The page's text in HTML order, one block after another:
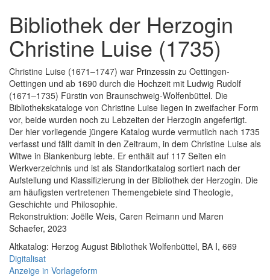
Bibliothek der Herzogin
Christine Luise (1735)
Christine Luise (1671–1747) war Prinzessin zu Oettingen-
Oettingen und ab 1690 durch die Hochzeit mit Ludwig Rudolf
(1671–1735) Fürstin von Braunschweig-Wolfenbüttel. Die
Bibliothekskataloge von Christine Luise liegen in zweifacher Form
vor, beide wurden noch zu Lebzeiten der Herzogin angefertigt.
Der hier vorliegende jüngere Katalog wurde vermutlich nach 1735
verfasst und fällt damit in den Zeitraum, in dem Christine Luise als
Witwe in Blankenburg lebte. Er enthält auf 117 Seiten ein
Werkverzeichnis und ist als Standortkatalog sortiert nach der
Aufstellung und Klassifizierung in der Bibliothek der Herzogin. Die
am häufigsten vertretenen Themengebiete sind Theologie,
Geschichte und Philosophie.
Rekonstruktion: Joëlle Weis, Caren Reimann und Maren
Schaefer, 2023
Altkatalog: Herzog August Bibliothek Wolfenbüttel, BA I, 669
Digitalisat
Anzeige in Vorlageform